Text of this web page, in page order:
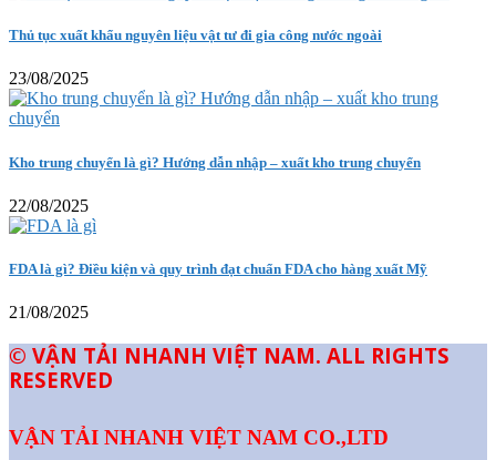
Thủ tục xuất khẩu nguyên liệu vật tư đi gia công nước ngoài
23/08/2025
Kho trung chuyển là gì? Hướng dẫn nhập – xuất kho trung chuyển
22/08/2025
FDA là gì? Điều kiện và quy trình đạt chuẩn FDA cho hàng xuất Mỹ
21/08/2025
© VẬN TẢI NHANH VIỆT NAM. ALL RIGHTS
RESERVED
VẬN TẢI NHANH VIỆT NAM CO.,LTD